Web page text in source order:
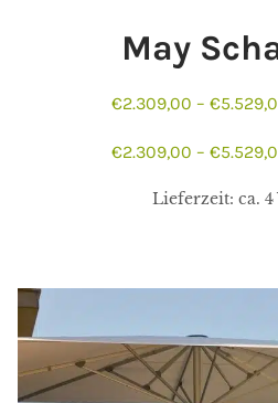
May
€2.309,00 – €
€2.309,00 – €
Lieferzeit: ca.